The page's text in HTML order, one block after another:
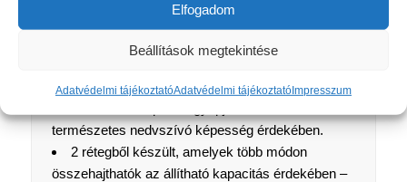
Elfogadom
Beállítások megtekintése
Adatvédelmi tájékoztatóAdatvédelmi tájékoztató Impresszum
ezekhez a különbségekhez. Ahol fokozott szívóerőre
van szükség, egyszerűen duplájára vagy akár
háromszorosára tudja növelni azzal hogy
természetes nedvszívó képesség érdekében.
2 rétegből készült, amelyek több módon
összehajthatók az állítható kapacitás érdekében –